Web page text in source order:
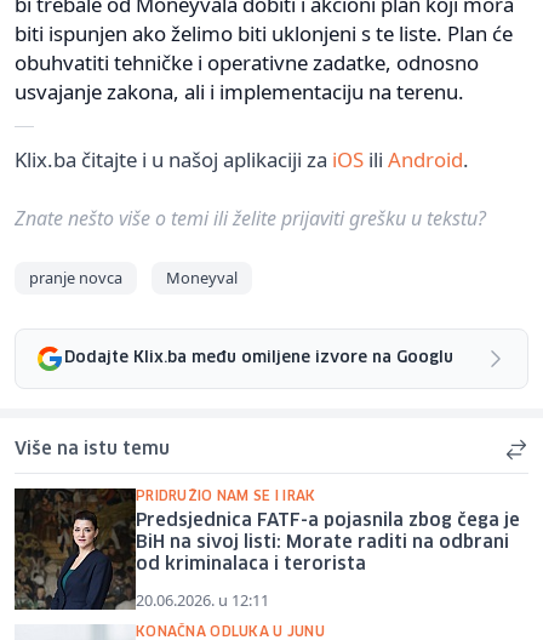
biti ispunjen ako želimo biti uklonjeni s te liste. Plan će
obuhvatiti tehničke i operativne zadatke, odnosno
usvajanje zakona, ali i implementaciju na terenu.
Klix.ba čitajte i u našoj aplikaciji za iOS ili Android.
Znate nešto više o temi ili želite prijaviti grešku u tekstu?
pranje novca Moneyval
Dodajte Klix.ba među omiljene izvore na Googlu
Više na istu temu
PRIDRUŽIO NAM SE I IRAK
Predsjednica FATF-a pojasnila zbog čega je
BiH na sivoj listi: Morate raditi na odbrani
od kriminalaca i terorista
20.06.2026. u 12:11
KONAČNA ODLUKA U JUNU